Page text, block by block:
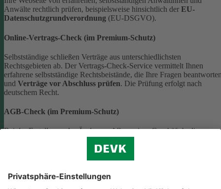
Anwälte rechtlich prüfen, beispielsweise hinsichtlich der EU-
Datenschutzgrundverordnung (EU-DSGVO).
Online-Vertrags-Check (im Premium-Schutz)
Selbstständige schließen Verträge aus unterschiedlichsten
Rechtsgebieten ab. Der Vertrags-Check-Service vermittelt Ihnen
erfahrene selbstständige Rechtsbeistände, die Ihre Fragen
und Verträge vor Abschluss prüfen. Die Prüfung erfolgt nach
deutschem Recht.
AGB-Check (im Premium-Schutz)
Bei der Erstellung oder Änderung Allgemeiner
(AGB) ist eine Vielzahl rechtlicher Vorschriften zu beachten. Wir
helfen Ihnen dabei und vermitteln Ihnen versierte selbstständige
Online-Portal der DAHAG Rechtsservices AG angeboten.